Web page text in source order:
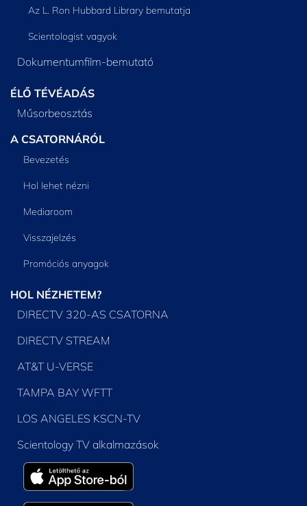
Az L. Ron Hubbard Library bemutatja
Scientologist vagyok
Dokumentumfilm-bemutató
ÉLŐ TÉVÉADÁS
Műsorbeosztás
A CSATORNÁRÓL
Bevezetés
Hol lehet nézni
Mediaroom
Visszajelzés
Promóciós anyagok
HOL NÉZHETEM?
DIRECTV 320-AS CSATORNA
DIRECTV STREAM
AT&T U-VERSE
TAMPA BAY WFTT
LOS ANGELES KSCN-TV
Scientology TV alkalmazások